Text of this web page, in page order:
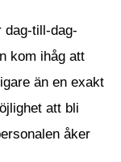
dag-till-dag-
kom ihåg att
än en exakt
att bli
åker